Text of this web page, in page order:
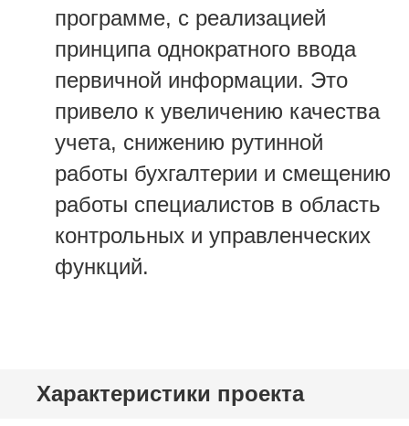
программе, с реализацией
принципа однократного ввода
первичной информации. Это
привело к увеличению качества
учета, снижению рутинной
работы бухгалтерии и смещению
работы специалистов в область
контрольных и управленческих
функций.
Характеристики проекта